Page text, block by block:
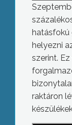
hatásfokú
helyezni
szerint.
raktáron